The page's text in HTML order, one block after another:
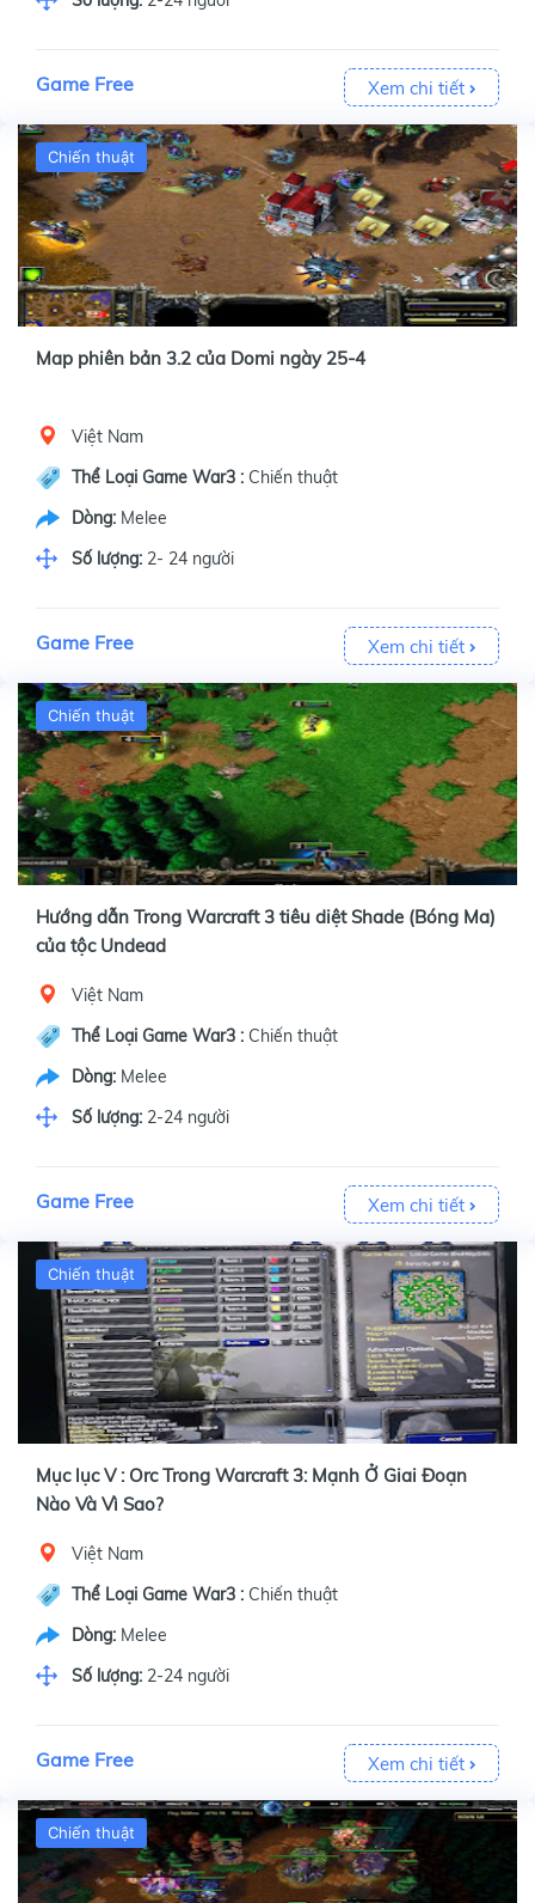
Game Free Xem chi tiết
Chiến thuật
Map phiên bản 3.2 của Domi ngày 25-4
Việt Nam
Thể Loại Game War3 : Chiến thuật
Dòng: Melee
Số lượng: 2- 24 người
Game Free Xem chi tiết
Chiến thuật
Hướng dẫn Trong Warcraft 3 tiêu diệt Shade (Bóng Ma)
của tộc Undead
Việt Nam
Thể Loại Game War3 : Chiến thuật
Dòng: Melee
Số lượng: 2-24 người
Game Free Xem chi tiết
Chiến thuật
Mục lục V : Orc Trong Warcraft 3: Mạnh Ở Giai Đoạn
Nào Và Vì Sao?
Việt Nam
Thể Loại Game War3 : Chiến thuật
Dòng: Melee
Số lượng: 2-24 người
Game Free Xem chi tiết
Chiến thuật